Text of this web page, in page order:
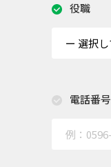
役職
電話番号